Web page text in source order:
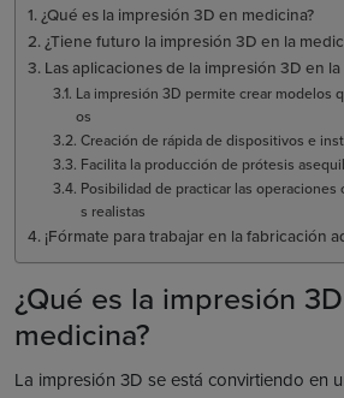
¿Qué es la impresión 3D en medicina?
¿Tiene futuro la impresión 3D en la
Las aplicaciones de la impresión 3D en
La impresión 3D permite crear modelos
os
Creación de rápida de dispositivos e
Facilita la producción de prótesis
Posibilidad de practicar las
s realistas
¡Fórmate para trabajar en la fabricación
¿Qué es la impresión
medicina?
La impresión 3D se está convirtiendo en